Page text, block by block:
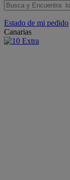
Estado de mi pedido
Canarias